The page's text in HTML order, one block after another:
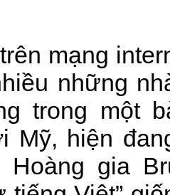
mạng
những
trong một
Mỹ, hiện
Hoàng gia